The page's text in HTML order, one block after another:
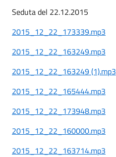
Seduta del 22.12.2015
2015_12_22_173339.mp3
2015_12_22_163249.mp3
2015_12_22_163249 (1).mp3
2015_12_22_165444.mp3
2015_12_22_173948.mp3
2015_12_22_160000.mp3
2015_12_22_163714.mp3